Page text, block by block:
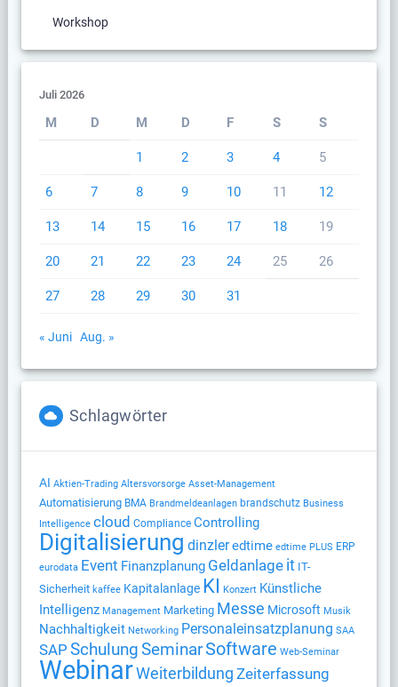
Workshop
Juli 2026
M D M D F S S
1 2 3 4 5
6 7 8 9 10 11 12
13 14 15 16 17 18 19
20 21 22 23 24 25 26
27 28 29 30 31
« Juni Aug. »
Schlagwörter
AI Aktien-Trading Altersvorsorge Asset-Management
Automatisierung BMA Brandmeldeanlagen brandschutz Business
Intelligence cloud Compliance Controlling
Digitalisierung dinzleredtime edtime PLUS ERP
eurodata Event Finanzplanung Geldanlage it IT-
Sicherheit kaffee Kapitalanlage KI Konzert Künstliche
Intelligenz Management Marketing Messe Microsoft Musik
Nachhaltigkeit Networking Personaleinsatzplanung SAA
SAP SchulungSeminarSoftware Web-Seminar
WebinarWeiterbildung Zeiterfassung